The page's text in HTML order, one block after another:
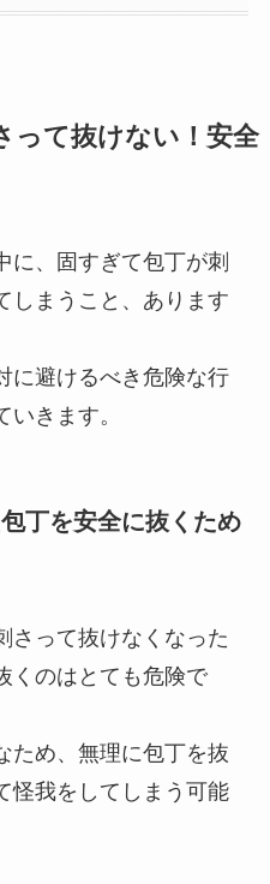
って抜けない！安全
に、固すぎて包丁が刺
しまうこと、あります
に避けるべき危険な行
きます。
丁を安全に抜くため
さって抜けなくなった
くのはとても危険で
ため、無理に包丁を抜
怪我をしてしまう可能